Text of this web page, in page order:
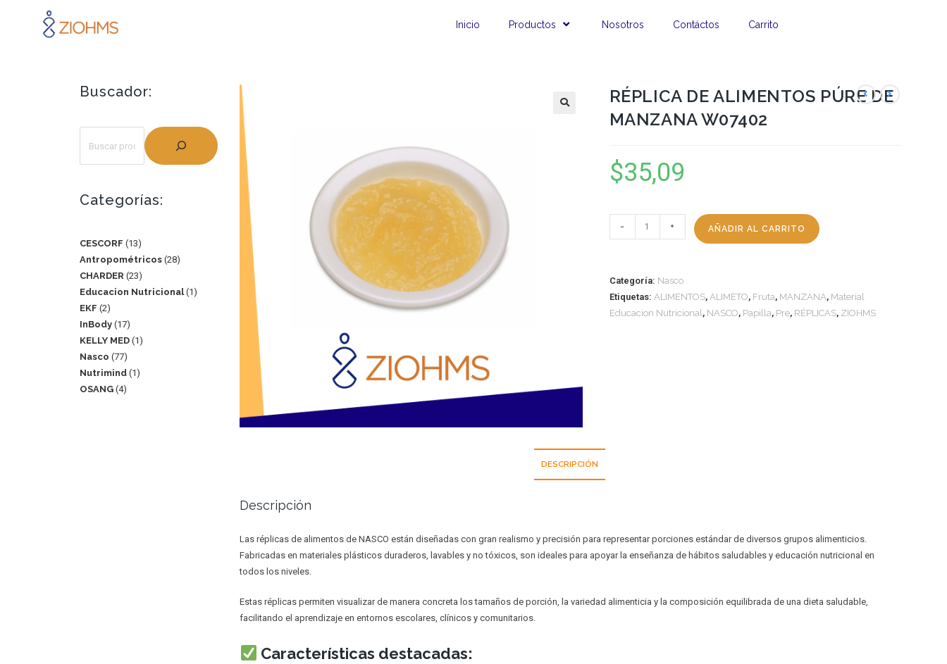
Inicio Productos Nosotros Contáctos Carrito
RÉPLICA DE ALIMENTOS PÚRE DE
MANZANA W07402
$35,09
- + AÑADIR AL CARRITO
Categoría: Nasco
Etiquetas: ALIMENTOS, ALIMETO, Fruta, MANZANA, Material
Educacion Nutricional, NASCO, Papilla, Pre, RÉPLICAS, ZIOHMS
DESCRIPCIÓN
Descripción
Las réplicas de alimentos de NASCO están diseñadas con gran realismo y precisión para representar porciones estándar de diversos grupos alimenticios.
Fabricadas en materiales plásticos duraderos, lavables y no tóxicos, son ideales para apoyar la enseñanza de hábitos saludables y educación nutricional en
todos los niveles.
Estas réplicas permiten visualizar de manera concreta los tamaños de porción, la variedad alimenticia y la composición equilibrada de una dieta saludable,
facilitando el aprendizaje en entornos escolares, clínicos y comunitarios.
Características destacadas:
Buscador:
Categorías:
CESCORF 13
Antropométricos 28
CHARDER 23
Educacion Nutricional 1
EKF 2
InBody 17
KELLY MED 1
Nasco 77
Nutrimind 1
OSANG 4